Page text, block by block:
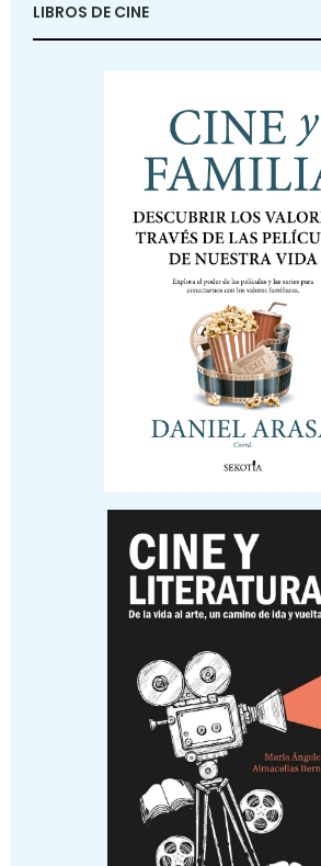
LIBROS DE CINE